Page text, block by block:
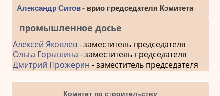
Александр Ситов- врио председателя Комитета
промышленное досье
Алексей Яковлев- заместитель председателя
Ольга Горышина - заместитель председателя
Дмитрий Прожерин - заместитель председателя
Комитет по строительству